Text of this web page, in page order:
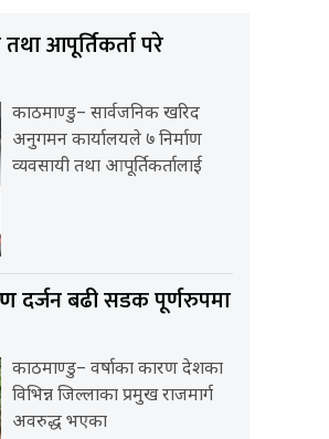
आपूर्तिकर्ता परे
काठमाण्डु– सार्वजनिक खरिद
अनुगमन कार्यालयले ७ निर्माण
व्यवसायी तथा आपूर्तिकर्तालाई
दर्जन बढी सडक पूर्णरुपमा
काठमाण्डु– वर्षाका कारण देशका
विभिन्न जिल्लाका प्रमुख राजमार्ग
अवरुद्ध भएका